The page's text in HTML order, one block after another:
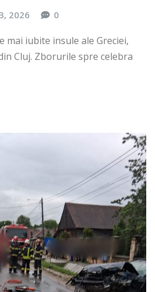
2026 0
mai iubite insule ale Greciei,
Cluj. Zborurile spre celebra